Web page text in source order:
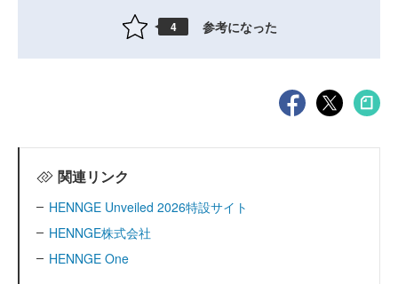
4 参考になった
関連リンク
HENNGE Unveiled 2026特設サイト
HENNGE株式会社
HENNGE One